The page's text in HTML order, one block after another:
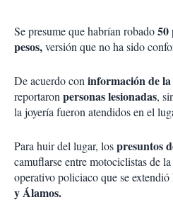
Se presume que habrían robado50
pesos,versión que no ha sido
De acuerdo coninformación de la
reportaronpersonas lesionadas,
la joyería fueron atendidos en el
Para huir del lugar, lospresuntos
camuflarse entre motociclistas de
operativo policiaco que se extendió
y Álamos.